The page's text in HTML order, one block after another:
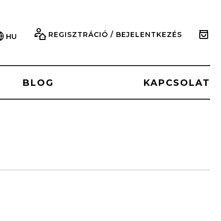
HU REGISZTRÁCIÓ / BEJELENTKEZÉS
BLOG KAPCSOLAT